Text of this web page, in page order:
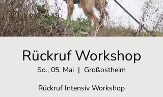
Rückruf Workshop
So., 05. Mai
  |
Großostheim
Rückruf Intensiv Workshop